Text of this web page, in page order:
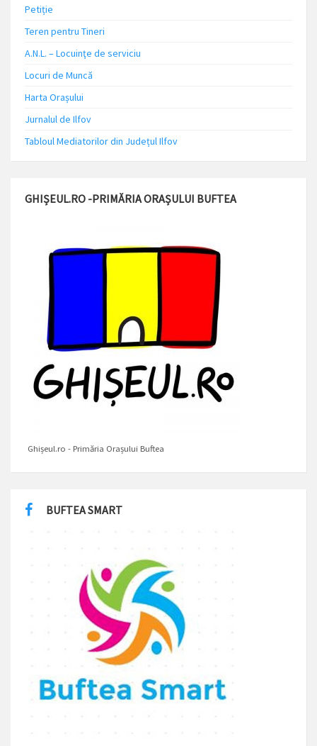
Petiție
Teren pentru Tineri
A.N.L. – Locuinţe de serviciu
Locuri de Muncă
Harta Orașului
Jurnalul de Ilfov
Tabloul Mediatorilor din Județul Ilfov
GHIȘEUL.RO -PRIMĂRIA ORAȘULUI BUFTEA
Ghișeul.ro - Primăria Orașului Buftea
BUFTEA SMART